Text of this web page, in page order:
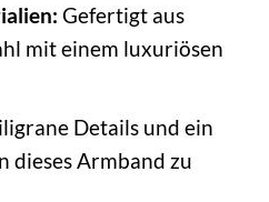
Gefertigt aus
mit einem luxuriösen
Details und ein
dieses Armband zu